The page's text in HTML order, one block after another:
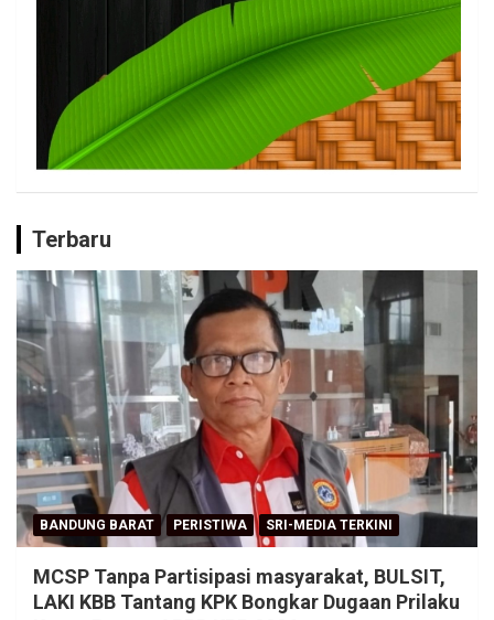
Terbaru
BANDUNG BARAT PERISTIWA SRI-MEDIA TERKINI
MCSP Tanpa Partisipasi masyarakat, BULSIT,
LAKI KBB Tantang KPK Bongkar Dugaan Prilaku